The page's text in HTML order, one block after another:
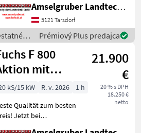
Fahrersitz
mit 15 cm Federweg -Über
Hubhöhe -42 lt/min
(Übe
Amselgruber Landtechnik GmbH
5121 Tarsdorf
/
Prémiový Plus predajca
F 800
mit
21.900
€
20 % s DPH
18.250 €
netto
kS/15 kW R. v. 2026
1 h
Qualität zum besten
Jetzt bei